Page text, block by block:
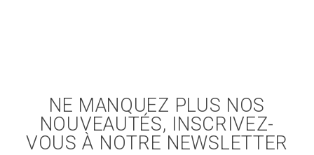
NE MANQUEZ PLUS NOS
NOUVEAUTÉS, INSCRIVEZ-
VOUS À NOTRE NEWSLETTER